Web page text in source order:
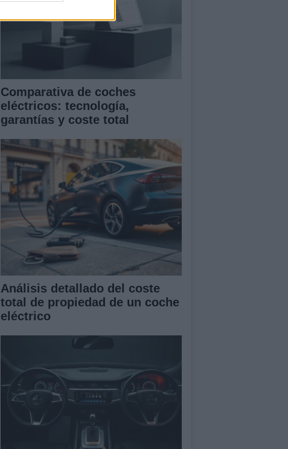
Comparativa de coches
eléctricos: tecnología,
garantías y coste total
Análisis detallado del coste
total de propiedad de un coche
eléctrico